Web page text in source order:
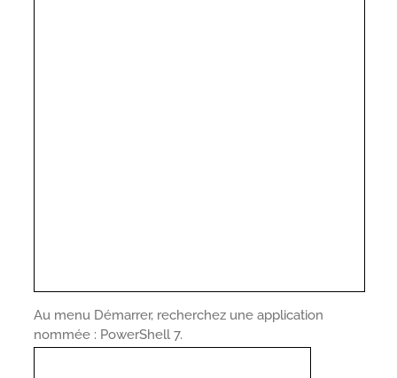
Au menu Démarrer, recherchez une application
nommée : PowerShell 7.